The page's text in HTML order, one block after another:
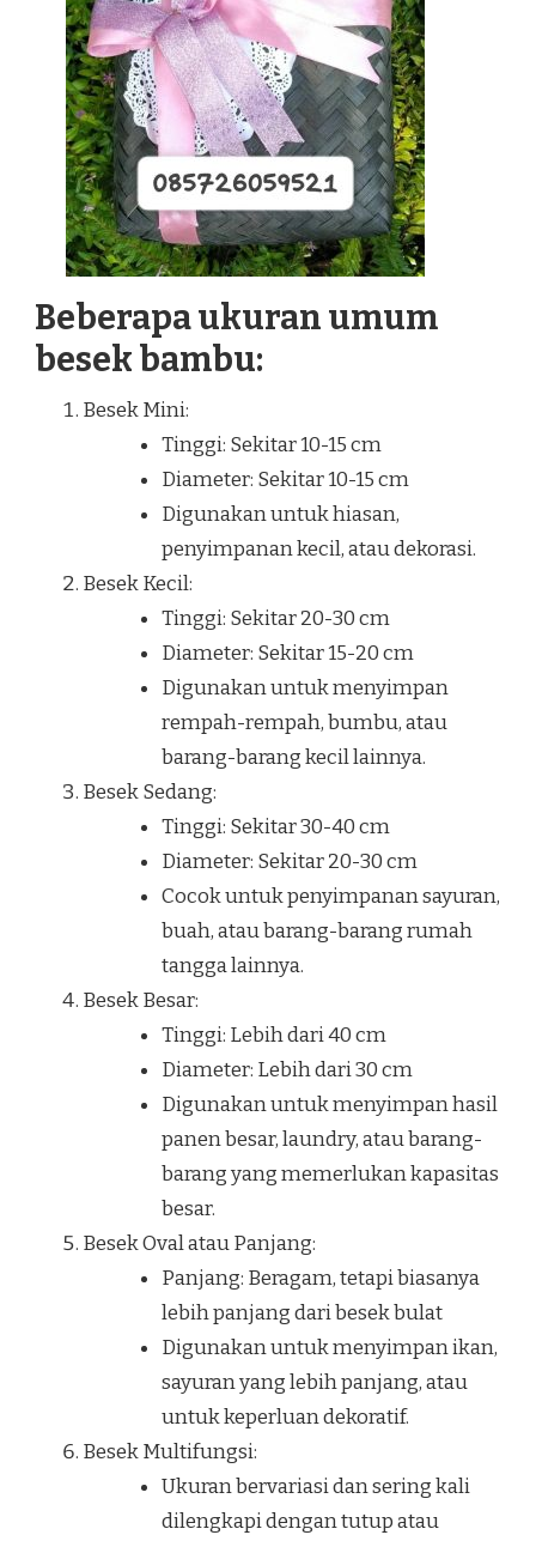
Beberapa ukuran umum
besek bambu:
Besek Mini:
Tinggi: Sekitar 10-15 cm
Diameter: Sekitar 10-15 cm
Digunakan untuk hiasan,
penyimpanan kecil, atau dekorasi.
Besek Kecil:
Tinggi: Sekitar 20-30 cm
Diameter: Sekitar 15-20 cm
Digunakan untuk menyimpan
rempah-rempah, bumbu, atau
barang-barang kecil lainnya.
Besek Sedang:
Tinggi: Sekitar 30-40 cm
Diameter: Sekitar 20-30 cm
Cocok untuk penyimpanan sayuran,
buah, atau barang-barang rumah
tangga lainnya.
Besek Besar:
Tinggi: Lebih dari 40 cm
Diameter: Lebih dari 30 cm
Digunakan untuk menyimpan hasil
panen besar, laundry, atau barang-
barang yang memerlukan kapasitas
besar.
Besek Oval atau Panjang:
Panjang: Beragam, tetapi biasanya
lebih panjang dari besek bulat
Digunakan untuk menyimpan ikan,
sayuran yang lebih panjang, atau
untuk keperluan dekoratif.
Besek Multifungsi:
Ukuran bervariasi dan sering kali
dilengkapi dengan tutup atau